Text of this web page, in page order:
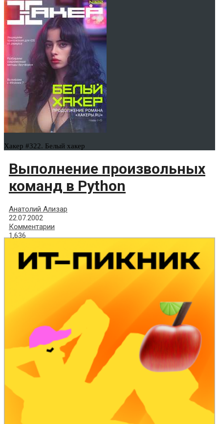
Хакер #322. Белый хакер
Выполнение произвольных
команд в Python
Анатолий Ализар
22.07.2002
Комментарии
1,636